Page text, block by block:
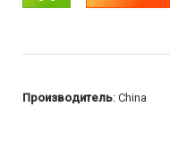
Производитель: China